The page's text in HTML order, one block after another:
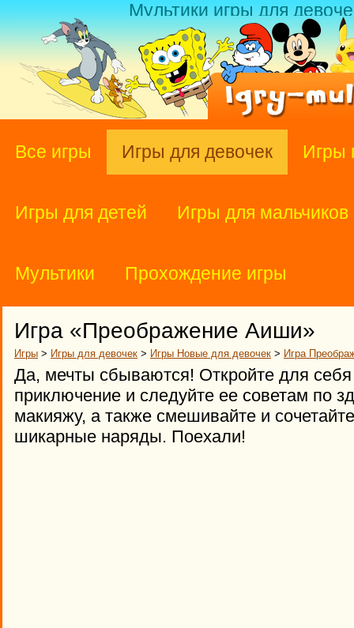
Мультики игры для
Все игры Игры для девочек Игры
Игры для детей Игры для мальчиков
Мультики Прохождение игры
Игра «Преображение Аиши»
Игры > Игры для девочек > Игры Новые для девочек > Игра
Да, мечты сбываются! Откройте для
приключение и следуйте ее советам по
макияжу, а также смешивайте и
шикарные наряды. Поехали!